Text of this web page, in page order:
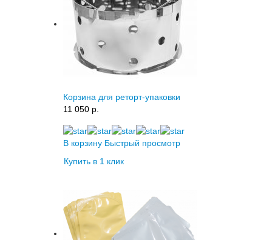
Корзина для реторт-упаковки
11 050 p.
В корзину Быстрый просмотр
Купить в 1 клик